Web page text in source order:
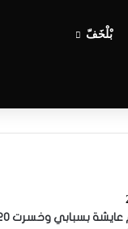
بْلْخَفّ
أيت منا: “الوداد اليوم